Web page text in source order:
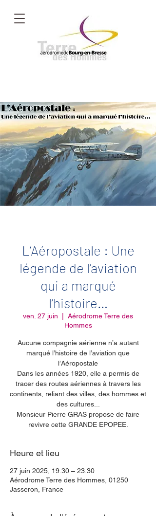
L’Aéropostale : Une
légende de l’aviation
qui a marqué
l’histoire…
ven. 27 juin
Aérodrome Terre des
Hommes
Aucune compagnie aérienne n’a autant
marqué l’histoire de l’aviation que
l’Aéropostale
Dans les années 1920, elle a permis de
tracer des routes aériennes à travers les
continents, reliant des villes, des hommes et
des cultures...
Monsieur Pierre GRAS propose de faire
revivre cette GRANDE EPOPEE.
Heure et lieu
27 juin 2025, 19:30 – 23:30
Aérodrome Terre des Hommes, 01250
Jasseron, France